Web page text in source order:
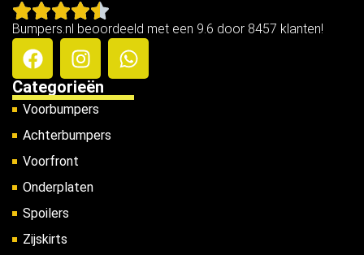
Bumpers.nl beoordeeld met een 9.6 door 8457 klanten!
Categorieën
Voorbumpers
Achterbumpers
Voorfront
Onderplaten
Spoilers
Zijskirts